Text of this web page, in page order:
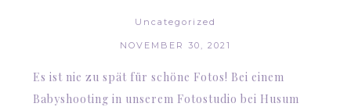
Uncategorized
NOVEMBER 30, 2021
Es ist nie zu spät für schöne Fotos! Bei einem
Babyshooting in unserem Fotostudio bei Husum